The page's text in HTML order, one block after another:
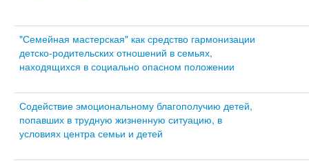
"Семейная мастерская" как средство гармонизации
детско-родительских отношений в семьях,
находящихся в социально опасном положении
Содействие эмоциональному благополучию детей,
попавших в трудную жизненную ситуацию, в
условиях центра семьи и детей